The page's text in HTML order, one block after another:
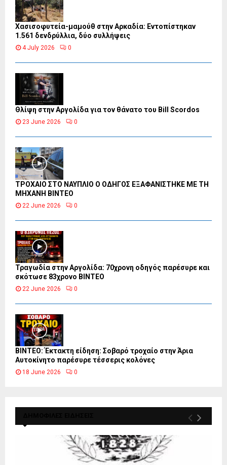
Χασισοφυτεία-μαμούθ στην Αρκαδία: Εντοπίστηκαν
1.561 δενδρύλλια, δύο συλλήψεις
4 July 2026 0
Θλίψη στην Αργολίδα για τον θάνατο του Bill Scordos
23 June 2026 0
ΤΡΟΧΑΙΟ ΣΤΟ ΝΑΥΠΛΙΟ Ο ΟΔΗΓΟΣ ΕΞΑΦΑΝΙΣΤΗΚΕ ΜΕ ΤΗ
ΜΗΧΑΝΗ ΒΙΝΤΕΟ
22 June 2026 0
Τραγωδία στην Αργολίδα: 70χρονη οδηγός παρέσυρε και
σκότωσε 83χρονο ΒΙΝΤΕΟ
22 June 2026 0
ΒΙΝΤΕΟ: Έκτακτη είδηση: Σοβαρό τροχαίο στην Άρια
Αυτοκίνητο παρέσυρε τέσσερις κολόνες
18 June 2026 0